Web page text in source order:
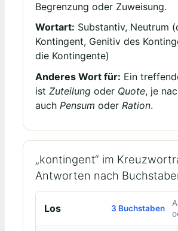
Begrenzung oder Zuweisung.
Wortart: Substantiv, Neutrum
Kontingent, Genitiv des
die Kontingente)
Anderes Wort für: Ein
ist Zuteilung oder Quote, je
auch Pensum oder Ration.
„kontingent“ im
Antworten nach
Los 3 Buchstaben